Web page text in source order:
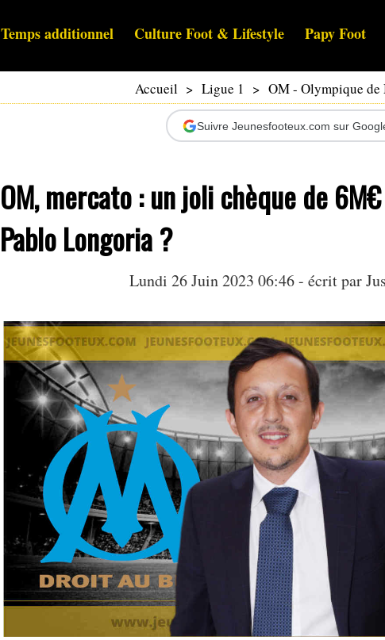
Temps additionnel Culture Foot & Lifestyle Papy Foot
Accueil > Ligue 1 > OM - Olympique de
Suivre Jeunesfooteux.com sur
OM, mercato : un joli chèque de
Pablo Longoria ?
Lundi 26 Juin 2023 06:46 - écrit par